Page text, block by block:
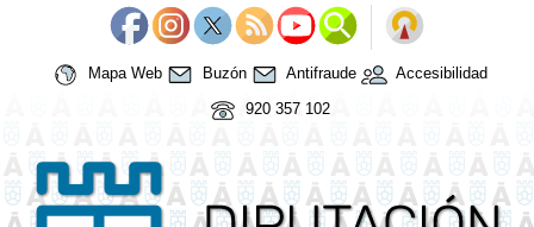
Mapa Web Buzón Antifraude
Accesibilidad
920 357 102